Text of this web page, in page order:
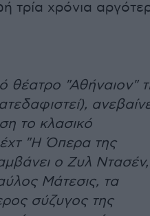
τρία χρόνια
θέατρο "Αθήναιον"
το κλασικό
"Η Όπερα της
ο Ζυλ Ντασέν,
Μάτεσις, τα
σύζυγος της